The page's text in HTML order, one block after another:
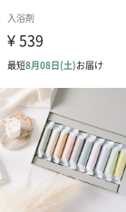
お届けボックス
配送用のダンボー
送りする際に人気
合は、紙袋との併